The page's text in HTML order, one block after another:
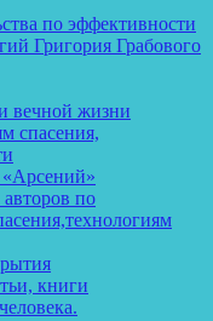
по эффективности
Григория Грабового
вечной жизни
спасения,
по
книги